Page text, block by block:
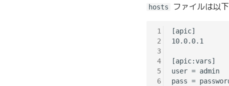
hosts ファイルは以
1
2
3
4
5
6
[apic]
10.0.0.1
[apic:vars]
user = admin